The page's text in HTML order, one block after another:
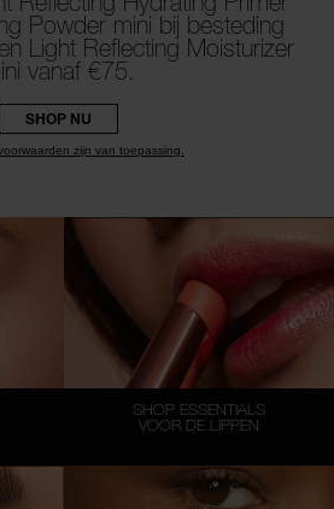
Powder mini bij besteding
Light Reflecting Moisturizer
vanaf €75.
SHOP NU
zijn van toepassing.
SHOP ESSENTIALS
VOOR DE LIPPEN